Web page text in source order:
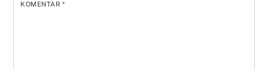
KOMENTAR*